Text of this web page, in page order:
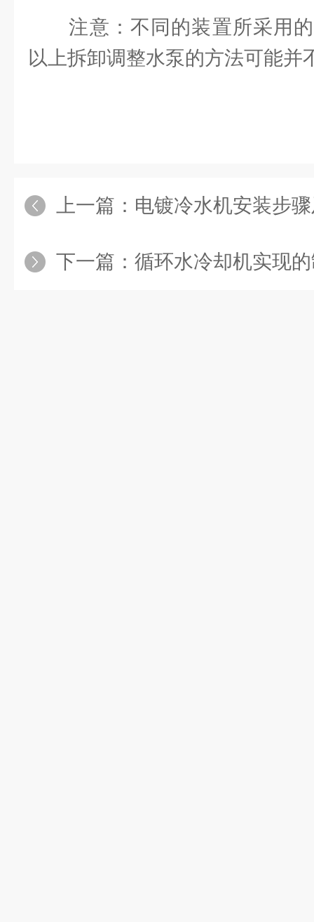
注意：不同的装置所采用的
以上拆卸调整水泵的方法可能并
上一篇： 电镀冷水机安装步
下一篇： 循环水冷却机实现